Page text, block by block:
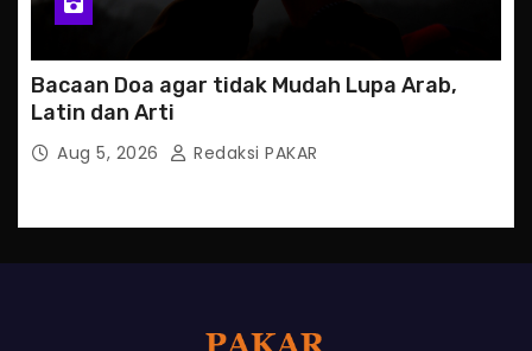
Bacaan Doa agar tidak Mudah Lupa Arab,
Latin dan Arti
Aug 5, 2026 Redaksi PAKAR